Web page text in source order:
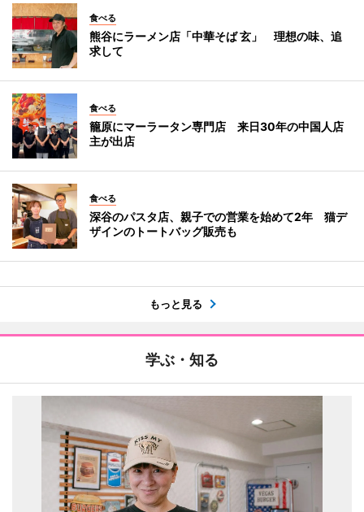
食べる
熊谷にラーメン店「中華そば 玄」 理想の味、追
求して
食べる
籠原にマーラータン専門店 来日30年の中国人店
主が出店
食べる
深谷のパスタ店、親子での営業を始めて2年 猫デ
ザインのトートバッグ販売も
もっと見る
学ぶ・知る